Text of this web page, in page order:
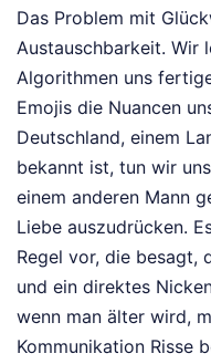
Das Problem mit
Austauschbarkeit. Wir
Algorithmen uns
Emojis die Nuancen
Deutschland, einem
bekannt ist, tun wir
einem anderen Mann
Liebe auszudrücken.
Regel vor, die besagt,
und ein direktes
wenn man älter wird,
Kommunikation Risse